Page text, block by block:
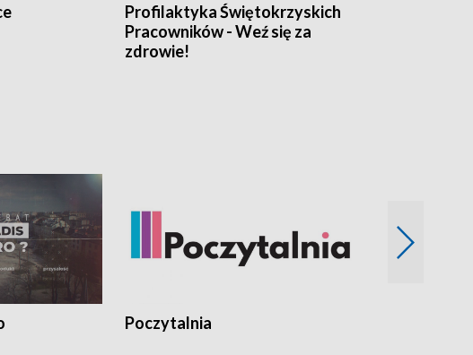
Profilaktyka Świętokrzyskich
Pracowników - Weź się za
zdrowie!
Poczytalnia